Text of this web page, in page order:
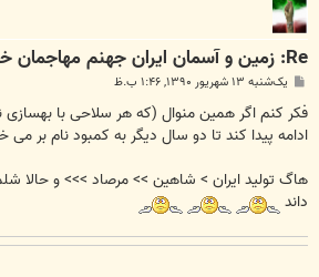
Re: زمين و آسمان ايران جهنم مهاجمان خواهد شد
ت
یک‌شنبه ۱۳ شهریور ۱۳۹۰, ۱:۴۶ ب.ظ
فکر کنم اگر همین منوال (که هر سلاحی با
ادامه پیدا کند تا دو سال دیگر به کمبود نام بر می
هاگ تولید ایران > شاهین >> مرصاد >>> و حالا
داند